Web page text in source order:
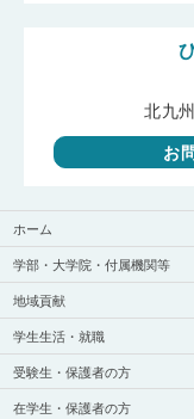
ホーム
学部・大学院・付属機関等
地域貢献
学生生活・就職
受験生・保護者の方
在学生・保護者の方
北九
お